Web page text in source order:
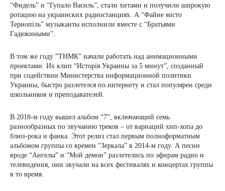
“Фидель” и “Гупало Василь”, стали хитами и получили широкую
ротацию на украинских радиостанциях. А “Файне місто
Тернопіль” музыканты исполнили вместе с “Братьями
Гадюкиными”.
В том же году “ТНМК” начали работать над анимационными
проектами. Их клип “Исторія Украины за 5 минут”, созданный
при содействии Министерства информационной политики
Украины, быстро разлетелся по интернету и стал популярен среди
школьников и преподавателей.
В 2018-м году вышел альбом “7”, включающий семь
разнообразных по звучанию треков – от вариаций хип-хопа до
блюз-рока и фанка. Этот релиз стал первым полноформатным
альбомом группы со времен “Зеркала” в 2014-м году. А песни
вроде “Ангелы” и “Мой демон” разлетелись по эфирам радио и
телевидения, они звучали на всех фестивалях и концертах группы
в то время.